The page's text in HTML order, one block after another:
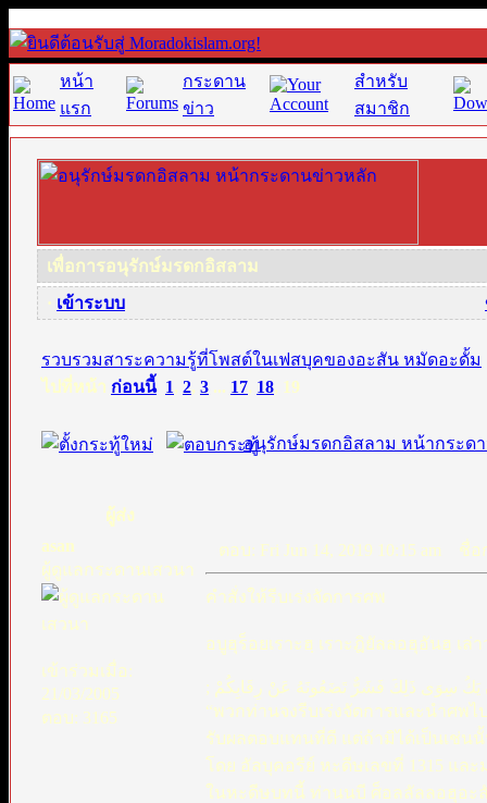
หน้า
แรก
กระดาน
ข่าว
สำหรับ
สมาชิก
เพื่อการอนุรักษ์มรดกอิสลาม
· เข้าระบบ
รวบรวมสาระความรู้ที่โพสต์ในเฟสบุคของอะสัน หมัดอะดั้ม
ไปที่หน้า ก่อนนี้ 1, 2, 3 ... 17, 18, 19
อนุรักษ์มรดกอิสลาม หน้ากระด
ผู้ส่ง
asan
ผู้ดูแลกระดานเสวนา
เข้าร่วมเมื่อ:
21/03/2005
ตอบ: 3165
ตอบ: Fri Jun 14, 2019 10:15 am ชื่อ
คำสั่งให้รีบเร่งจัดการศพ
อบูฮุร็อยเราะฮฺ เราะฎิยัลลอฮุอันฮฺ เ
يَكُ سِوَى ذَلِكَ فَشَرٌّ تَضَعُونَهُ عَنْ رِقَابِكُمْ
“พวกท่านจงรีบเร่งจัดการและนำศพ
รับผลตอบแทนที่ดี แต่ถ้ามิได้เป็นเช่น
โดย อัลบุคอรีย์ หะดีษเลขที่ 1315 แล
ในหะดีษบทนี้ ท่านนบี ศ็อลลัลลอฮุอะลั